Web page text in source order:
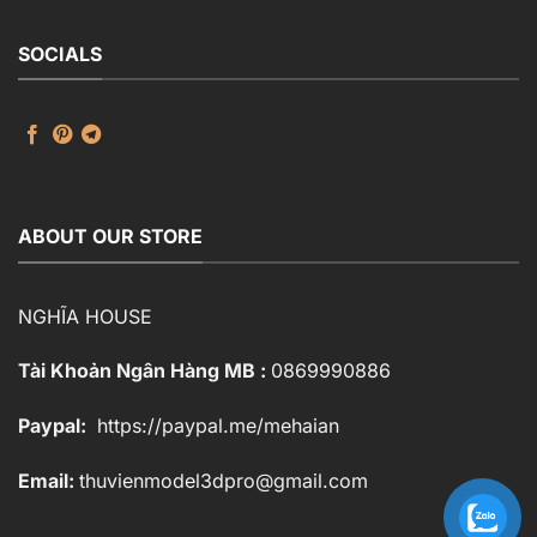
SOCIALS
ABOUT OUR STORE
NGHĨA HOUSE
Tài Khoản Ngân Hàng MB : 0869990886
Paypal: https://paypal.me/mehaian
Email: thuvienmodel3dpro@gmail.com